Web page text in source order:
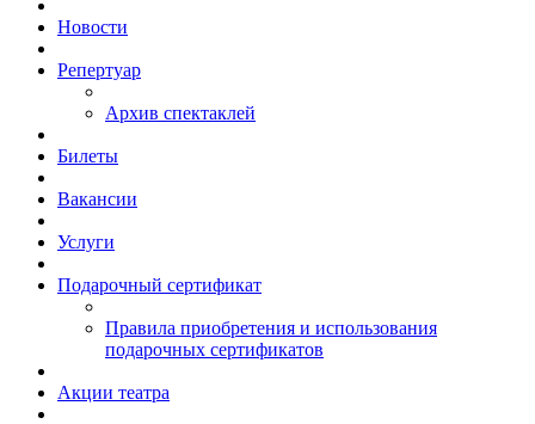
Новости
Репертуар
Архив спектаклей
Билеты
Вакансии
Услуги
Подарочный сертификат
Правила приобретения и использования
подарочных сертификатов
Акции театра